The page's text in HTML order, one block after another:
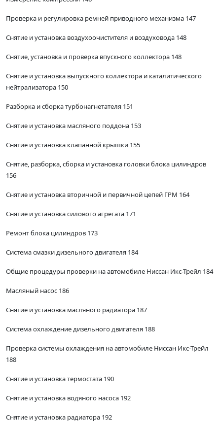
Проверка и регулировка ремней приводного механизма 147
Снятие и установка воздухоочистителя и воздуховода 148
Снятие, установка и проверка впускного коллектора 148
Снятие и установка выпускного коллектора и каталитического
нейтрализатора 150
Разборка и сборка турбонагнетателя 151
Снятие и установка масляного поддона 153
Снятие и установка клапанной крышки 155
Снятие, разборка, сборка и установка головки блока цилиндров
156
Снятие и установка вторичной и первичной цепей ГРМ 164
Снятие и установка силового агрегата 171
Ремонт блока цилиндров 173
Система смазки дизельного двигателя 184
Общие процедуры проверки на автомобиле Ниссан Икс-Трейл 184
Масляный насос 186
Снятие и установка масляного радиатора 187
Система охлаждение дизельного двигателя 188
Проверка системы охлаждения на автомобиле Ниссан Икс-Трейл
188
Снятие и установка термостата 190
Снятие и установка водяного насоса 192
Снятие и установка радиатора 192